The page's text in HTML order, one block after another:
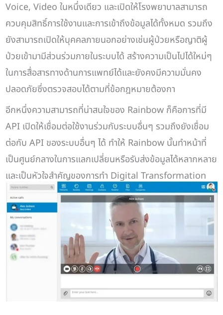
Voice, Video ในหนึ่งเดียว และเปิดให้โรงพยาบาลสามารถ
ควบคุมสิทธิ์การใช้งานและการเข้าถึงข้อมูลได้ทั้งหมด รวมถึง
ยังสามารถเปิดให้บุคคลภายนอกอย่างเช่นผู้ป่วยหรือญาติผู้
ป่วยเข้ามามีส่วนร่วมภายในระบบได้ สร้างความเป็นไปได้ใหม่ๆ
ในการสื่อสารทางด้านการแพทย์ได้และยังคงมีความมั่นคง
ปลอดภัยซึ่งตรวจสอบได้ตามที่ข้อกฎหมายต้องกา
อีกหนึ่งความสามารถที่น่าสนใจของ Rainbow ก็คือการที่มี
API เปิดให้เชื่อมต่อใช้งานร่วมกับระบบอื่นๆ รวมถึงยังเชื่อม
ต่อกับ API ของระบบอื่นๆ ได้ ทำให้ Rainbow นั้นทำหน้าที่
เป็นศูนย์กลางในการแลกเปลี่ยนหรือรับส่งข้อมูลได้หลากหลาย
และเป็นหัวใจสำคัญของการทำ Digital Transformation
ด้านการสื่อสารของโรงพยาบาลได้เลยในอนาคต